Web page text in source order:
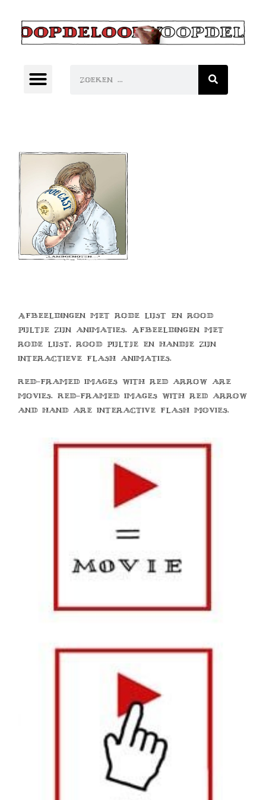
Afbeeldingen met rode lijst en rood
pijltje zijn animaties. Afbeeldingen met
rode lijst, rood pijltje en handje zijn
interactieve flash animaties.
Red-framed images with red arrow are
movies. Red-framed images with red arrow
and hand are interactive flash movies.